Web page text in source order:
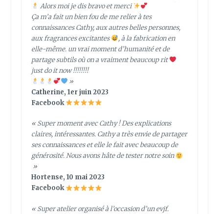
Alors moi je dis bravo et merci
Ça m’a fait un bien fou de me relier à tes
connaissances Cathy, aux autres belles personnes,
aux fragrances excitantes
, à la fabrication en
elle-même. un vrai moment d’humanité et de
partage subtils où on a vraiment beaucoup rit
just do it now !!!!!!!!
»
Catherine, 1er juin 2023
Facebook
« Super moment avec Cathy ! Des explications
claires, intéressantes. Cathy a très envie de partager
ses connaissances et elle le fait avec beaucoup de
générosité. Nous avons hâte de tester notre soin
»
Hortense, 10 mai 2023
Facebook
« Super atelier organisé à l’occasion d’un evjf.